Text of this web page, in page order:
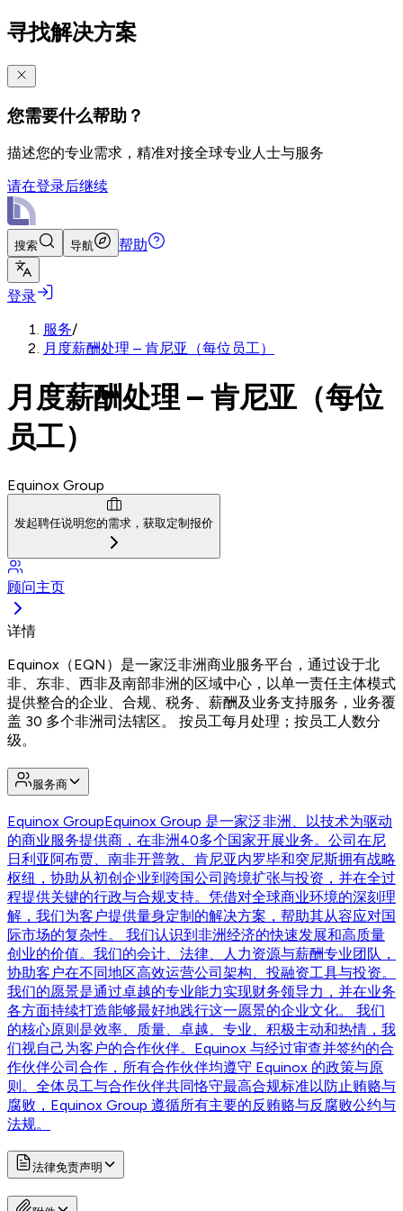
寻找解决方案
您需要什么帮助？
描述您的专业需求，精准对接全球专业人士与服务
请在登录后继续
搜索 导航 帮助
登录
服务/
月度薪酬处理 – 肯尼亚（每位员工）
月度薪酬处理 – 肯尼亚（每位
员工）
Equinox Group
发起聘任说明您的需求，获取定制报价
顾问主页
详情
Equinox（EQN）是一家泛非洲商业服务平台，通过设于北
非、东非、西非及南部非洲的区域中心，以单一责任主体模式
提供整合的企业、合规、税务、薪酬及业务支持服务，业务覆
盖 30 多个非洲司法辖区。 按员工每月处理；按员工人数分
级。
服务商
Equinox GroupEquinox Group 是一家泛非洲、以技术为驱动
的商业服务提供商，在非洲40多个国家开展业务。公司在尼
日利亚阿布贾、南非开普敦、肯尼亚内罗毕和突尼斯拥有战略
枢纽，协助从初创企业到跨国公司跨境扩张与投资，并在全过
程提供关键的行政与合规支持。凭借对全球商业环境的深刻理
解，我们为客户提供量身定制的解决方案，帮助其从容应对国
际市场的复杂性。 我们认识到非洲经济的快速发展和高质量
创业的价值。我们的会计、法律、人力资源与薪酬专业团队，
协助客户在不同地区高效运营公司架构、投融资工具与投资。
我们的愿景是通过卓越的专业能力实现财务领导力，并在业务
各方面持续打造能够最好地践行这一愿景的企业文化。 我们
的核心原则是效率、质量、卓越、专业、积极主动和热情，我
们视自己为客户的合作伙伴。Equinox 与经过审查并签约的合
作伙伴公司合作，所有合作伙伴均遵守 Equinox 的政策与原
则。全体员工与合作伙伴共同恪守最高合规标准以防止贿赂与
腐败，Equinox Group 遵循所有主要的反贿赂与反腐败公约与
法规。
法律免责声明